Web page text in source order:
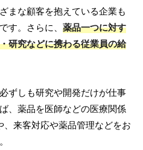
まな顧客を抱えている企業も
す。さらに、 薬品一つに対す
研究などに携わる従業員の給
ずしも研究や開発だけが仕事
、薬品を医師などの医療関係
来客対応や薬品管理などをお